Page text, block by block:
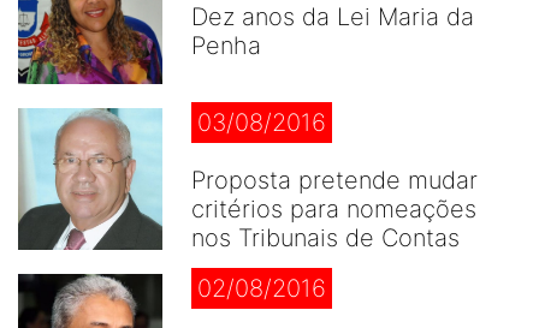
Dez anos da Lei Maria da
Penha
03/08/2016
Proposta pretende mudar
critérios para nomeações
nos Tribunais de Contas
02/08/2016